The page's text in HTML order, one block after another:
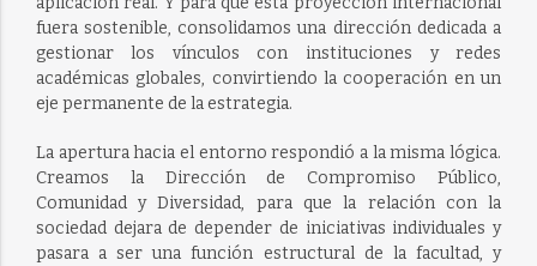
fuera sostenible, consolidamos una dirección dedicada a
gestionar los vínculos con instituciones y redes
académicas globales, convirtiendo la cooperación en un
eje permanente de la estrategia.
La apertura hacia el entorno respondió a la misma lógica.
Creamos la Dirección de Compromiso Público,
Comunidad y Diversidad, para que la relación con la
sociedad dejara de depender de iniciativas individuales y
pasara a ser una función estructural de la facultad, y